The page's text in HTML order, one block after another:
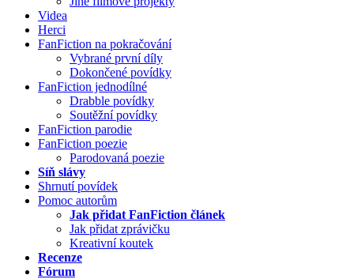
Videa
Herci
FanFiction na pokračování
Vybrané první díly
Dokončené povídky
FanFiction jednodílné
Drabble povídky
Soutěžní povídky
FanFiction parodie
FanFiction poezie
Parodovaná poezie
Síň slávy
Shrnutí povídek
Pomoc autorům
Jak přidat FanFiction článek
Jak přidat zprávičku
Kreativní koutek
Recenze
Fórum